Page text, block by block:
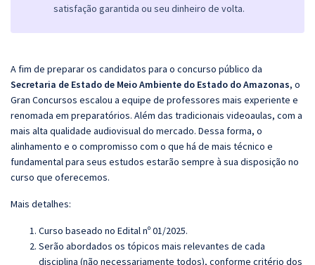
satisfação garantida ou seu dinheiro de volta.
A fim de preparar os candidatos para o concurso público da
Secretaria de Estado de Meio Ambiente do Estado do Amazonas, o
Gran Concursos escalou a equipe de professores mais experiente e
renomada em preparatórios. Além das tradicionais videoaulas, com a
mais alta qualidade audiovisual do mercado. Dessa forma, o
alinhamento e o compromisso com o que há de mais técnico e
fundamental para seus estudos estarão sempre à sua disposição no
curso que oferecemos.
Mais detalhes:
Curso baseado no Edital nº 01/2025.
Serão abordados os tópicos mais relevantes de cada
disciplina (não necessariamente todos), conforme critério dos